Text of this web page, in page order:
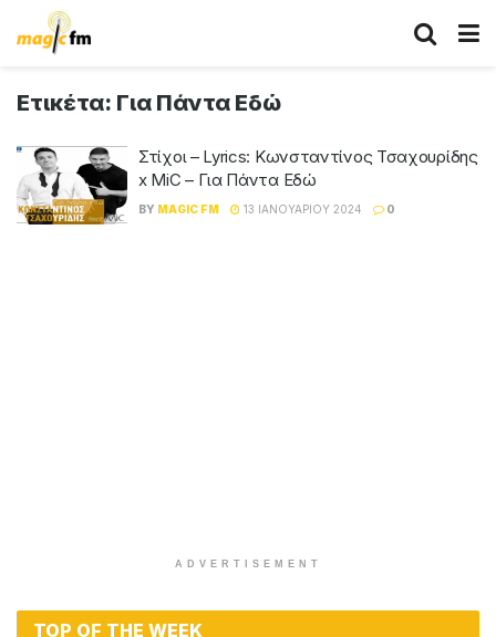
Ετικέτα: Για Πάντα Εδώ
Στίχοι – Lyrics: Κωνσταντίνος Τσαχουρίδης
x MiC – Για Πάντα Εδώ
BY MAGIC FM 13 ΙΑΝΟΥΑΡΊΟΥ 2024 0
ADVERTISEMENT
TOP OF THE WEEK